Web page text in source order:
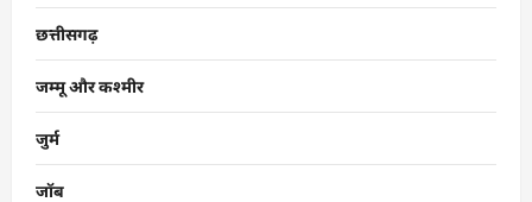
छत्तीसगढ़
जम्मू और कश्मीर
जुर्म
जॉब